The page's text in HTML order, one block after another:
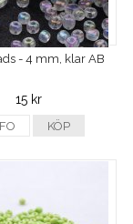
- 4 mm, klar AB
15 kr
KÖP